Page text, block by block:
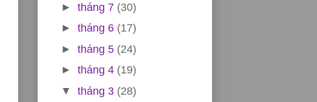
► tháng 7 (30)
► tháng 6 (17)
► tháng 5 (24)
► tháng 4 (19)
▼ tháng 3 (28)